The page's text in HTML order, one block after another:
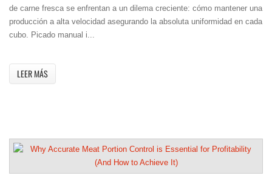
de carne fresca se enfrentan a un dilema creciente: cómo mantener una
producción a alta velocidad asegurando la absoluta uniformidad en cada
cubo. Picado manual i...
LEER MÁS